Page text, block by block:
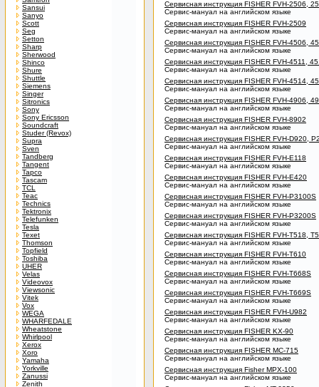
Sansui
Sanyo
Scott
Seg
Setton
Sharp
Sherwood
Shinco
Shure
Shuttle
Siemens
Singer
Sitronics
Sony
Sony Ericsson
Soundcraft
Studer (Revox)
Supra
Sven
Tandberg
Tangent
Tapco
Tascam
TCL
Teac
Technics
Tektronix
Telefunken
Tesla
Texet
Thomson
Topfield
Toshiba
UHER
Velas
Videovox
Viewsonic
Vitek
Vox
WEGA
WHARFEDALE
Wheatstone
Whirlpool
Xerox
Xoro
Yamaha
Yorkville
Zanussi
Zenith
Сервисная инструкция FISHER FVH-2506,
Сервис-мануал на английском языке
Сервисная инструкция FISHER FVH-2509
Сервис-мануал на английском языке
Сервисная инструкция FISHER FVH-4506,
Сервис-мануал на английском языке
Сервисная инструкция FISHER FVH-4511,
Сервис-мануал на английском языке
Сервисная инструкция FISHER FVH-4514,
Сервис-мануал на английском языке
Сервисная инструкция FISHER FVH-4906,
Сервис-мануал на английском языке
Сервисная инструкция FISHER FVH-8902
Сервис-мануал на английском языке
Сервисная инструкция FISHER FVH-D920,
Сервис-мануал на английском языке
Сервисная инструкция FISHER FVH-E118
Сервис-мануал на английском языке
Сервисная инструкция FISHER FVH-E420
Сервис-мануал на английском языке
Сервисная инструкция FISHER FVH-P3100S
Сервис-мануал на английском языке
Сервисная инструкция FISHER FVH-P3200S
Сервис-мануал на английском языке
Сервисная инструкция FISHER FVH-T518,
Сервис-мануал на английском языке
Сервисная инструкция FISHER FVH-T610
Сервис-мануал на английском языке
Сервисная инструкция FISHER FVH-T668S
Сервис-мануал на английском языке
Сервисная инструкция FISHER FVH-T669S
Сервис-мануал на английском языке
Сервисная инструкция FISHER FVH-U982
Сервис-мануал на английском языке
Сервисная инструкция FISHER KX-90
Сервис-мануал на английском языке
Сервисная инструкция FISHER MC-715
Сервис-мануал на английском языке
Сервисная инструкция Fisher MPX-100
Сервис-мануал на английском языке